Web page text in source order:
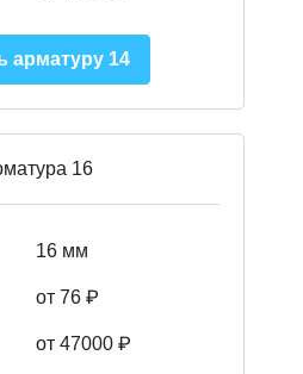
арматуру 14
16
16 мм
от 76 ₽
от 47000 ₽